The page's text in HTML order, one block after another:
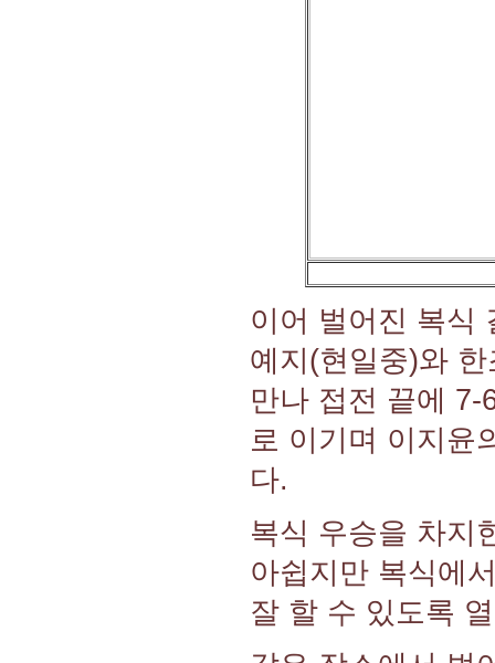
이어 벌어진 복식
예지(현일중)와
만나 접전 끝에
로 이기며 이지윤
다.
복식 우승을 차지
아쉽지만 복식에
잘 할 수 있도록